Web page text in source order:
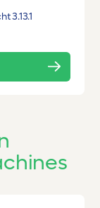
3.13.1